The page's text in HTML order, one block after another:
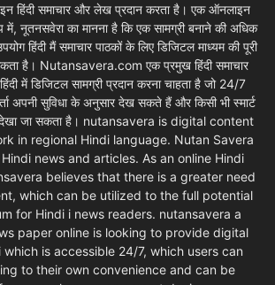
हिंदी समाचार और लेख प्रदान करता है। एक ऑनलाइन
में, नूतनसवेरा का मानना है कि एक सामग्री बनाने की अधिक
हिंदी मैं समाचार पाठकों के लिए डिजिटल माध्यम की पूरी
है। Nutansavera.com एक प्रमुख हिंदी समाचार
में डिजिटल सामग्री प्रदान करना चाहता है जो 24/7
अपनी सुविधा के अनुसार देख सकते हैं और किसी भी स्मार्ट
देखा जा सकता है। nutansavera is digital content
in regional Hindi language. Nutan Savera
news and articles. As an online Hindi
believes that there is a greater need
which can be utilized to the full potential
for Hindi i news readers. nutansavera a
paper online is looking to provide digital
is accessible 24/7, which users can
to their own convenience and can be